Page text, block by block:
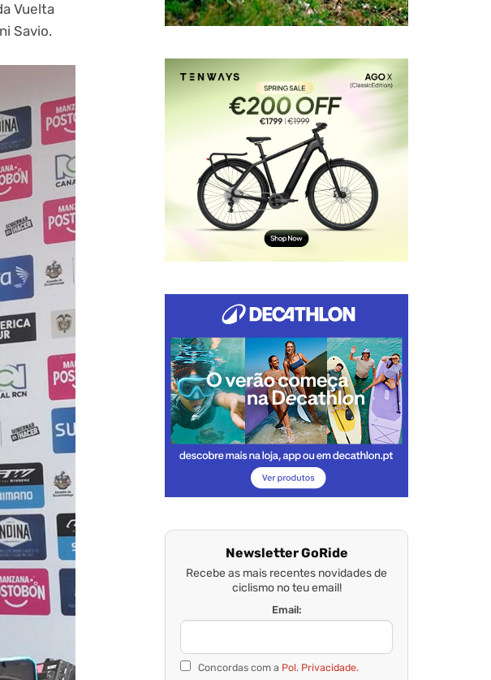
Vuelta
Savio.
Newsletter GoRide
Recebe as mais recentes novidades de
ciclismo no teu email!
Email:
Concordas com a Pol. Privacidade.